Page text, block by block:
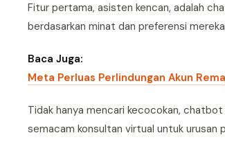
Fitur pertama, asisten kencan, adalah
berdasarkan minat dan preferensi
Baca Juga:
Meta Perluas Perlindungan Akun
Tidak hanya mencari kecocokan,
semacam konsultan virtual untuk urusan